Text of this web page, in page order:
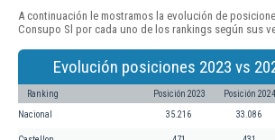
A continuación le mostramos la evolución de
Consupo Sl por cada uno de los rankings según sus
Evolución posiciones 2023 vs
Ranking Posición 2023 Posición 2024
Nacional 35.216 33.086